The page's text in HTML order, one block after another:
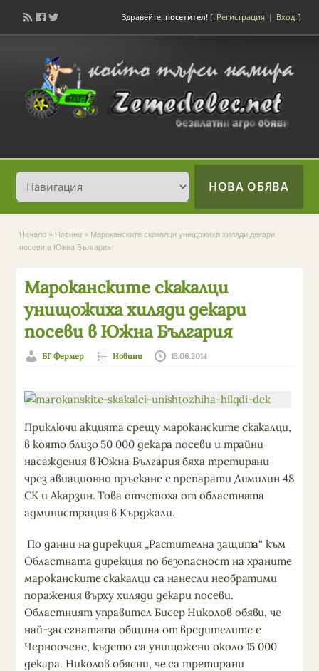
Здравейте, посетител! [ Регистрация | Вход ]
НОВА ОБЯВА
Начало » Новини » Мароканските скакалци унищожиха хиляди декари
посеви в Южна България
Мароканските скакалци
унищожиха хиляди декари
посеви в Южна България
БГ Фермер Новини 16.06.2014
Приключи акцията срещу мароканските скакалци,
в която близо 50 000 декара посеви и трайни
насаждения в Южна България бяха третирани
чрез авиационно пръскане с препарати Димилин 48
СК и Акарзин. Това отчетоха от областната
администрация в Кърджали.
По данни на дирекция „Растителна защита“ към
Областната дирекция по безопасност на храните
мароканските скакалци са нанесли необратими
поражения върху хиляди декари посеви.
Областният управител Бисер Николов обяви, че
най-засегнатата община от вредителите е
Черноочене, където са унищожени около 15 000
декара. Николов обясни, че са третирани